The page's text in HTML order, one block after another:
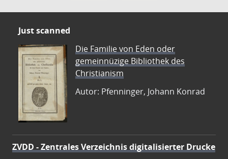
Just scanned
Die Familie von Eden oder
gemeinnüzige Bibliothek des
Christianism
Autor: Pfenninger, Johann Konrad
ZVDD - Zentrales Verzeichnis digitalisierter Drucke